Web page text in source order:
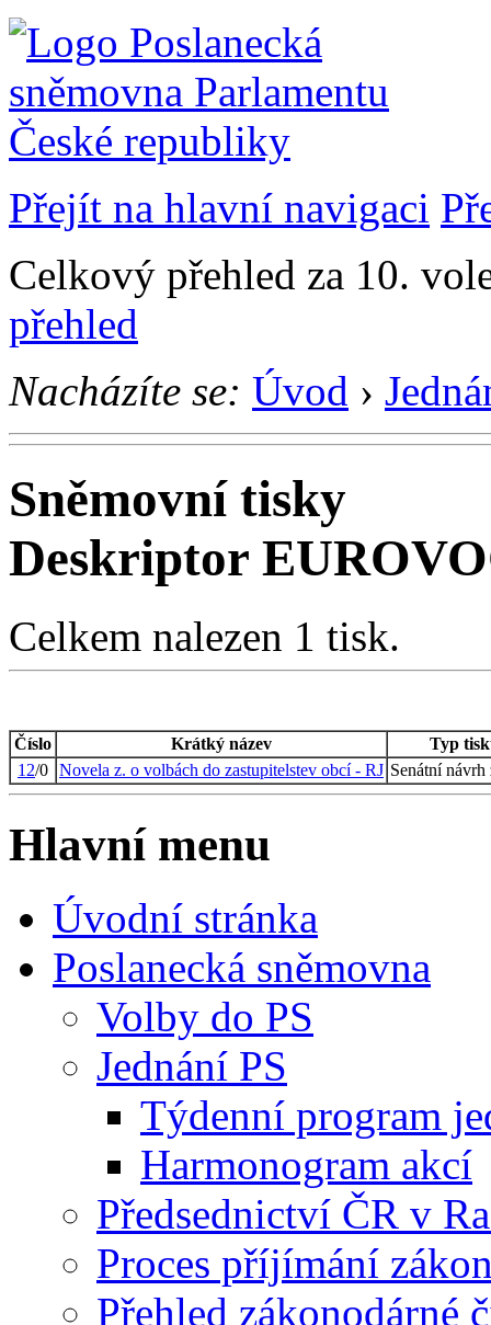
Přejít na hlavní navigaci
Celkový přehled za 10.
přehled
Nacházíte se: Úvod ›
Sněmovní tisky
Deskriptor
Celkem nalezen 1 tisk.
Číslo Krátký název
Typ
12/0 Novela z. o volbách do zastupitelstev obcí - RJ Senátní návrh
Hlavní menu
Úvodní stránka
Poslanecká sněmovna
Volby do PS
Jednání PS
Týdenní program
Harmonogram akcí
Předsednictví ČR v
Proces příjímání
Přehled zákonodárné